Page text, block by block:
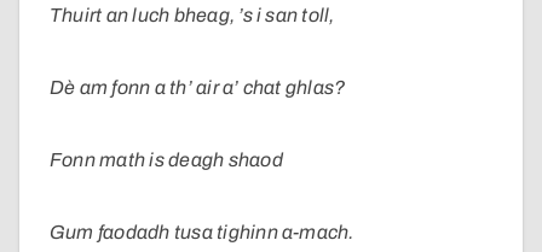
Thuirt an luch bheag, ’s i san toll,
Dè am fonn a th’ air a’ chat ghlas?
Fonn math is deagh shaod
Gum faodadh tusa tighinn a-mach.